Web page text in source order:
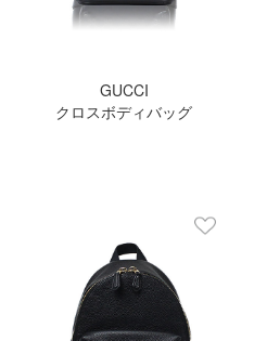
GUCCI
クロスボディバッグ